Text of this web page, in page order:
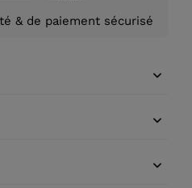
& de paiement sécurisé